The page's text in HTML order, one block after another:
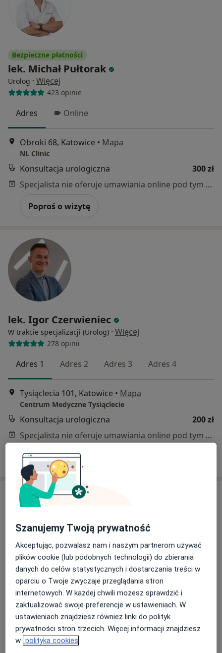
Bezpieczne płatności
lek. Michał Pułtorak
Urolog · Więcej
423 opinie
Adres Online
Obroki 68, Katowice • Mapa
NL Clinic
Konsultacja urologiczna
300 zł
Specjalista nie oferuje umawiania online pod tym adresem.
Poproś o wizytę
lek. Igor Czerwieniec
W trakcie specjalizacji (Urolog) · Więcej
278 opinii
Adres 1 Adres 2 Adres 3 Adres 4
Tysiąclecia 101, Katowice • Mapa
Centrum Medyczne Tysiąclecie
Konsultacja urologiczna
200 zł
Specjalista nie oferuje umawiania online pod tym adresem.
Poproś o wizytę
Bezpieczne płatności
lek. Bartosz Kadłubicki
Urolog·Więcej
263 opinie
Adres 1 Adres 2
Szanujemy Twoją prywatność
Akceptując, pozwalasz nam i naszym partnerom używać
plików cookie (lub podobnych technologii) do zbierania
danych do celów statystycznych i dostarczania treści w
oparciu o Twoje zwyczaje przeglądania stron
internetowych. W każdej chwili możesz sprawdzić i
zaktualizować swoje preferencje w ustawieniach. W
ustawieniach znajdziesz również linki do polityk
prywatności stron trzecich. Więcej informacji znajdziesz
w polityka cookies